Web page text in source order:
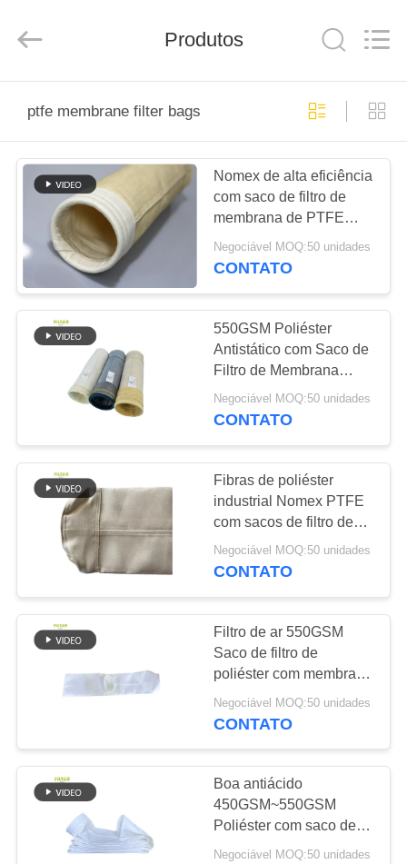
PRODUTOS
SOBRE
NÓS
EXCURSÃO
DA
FÁBRICA
CONTROLE
DA
QUALIDADE
CONTACTE-
NOTÍCIA
PEÇA
UMAS
MAPA
Environmental
Technology
Rights
Produtos
ptfe membrane filter bags
Nomex de alta eficiência
com saco de filtro de
membrana de PTFE
450GSM~550GSM
Negociável MOQ:50 unidades
CONTATO
550GSM Poliéster
Antistático com Saco de
Filtro de Membrana
PTFE P84 Nomex para
Filtro de Coletor de Pó
Negociável MOQ:50 unidades
CONTATO
Fibras de poliéster
industrial Nomex PTFE
com sacos de filtro de
membrana de PTFE
Negociável MOQ:50 unidades
CONTATO
Filtro de ar 550GSM
Saco de filtro de
poliéster com membrana
de PTFE para fábrica de
aço
Negociável MOQ:50 unidades
CONTATO
Boa antiácido
450GSM~550GSM
Poliéster com saco de
filtro de membrana de
Negociável MOQ:50 unidades